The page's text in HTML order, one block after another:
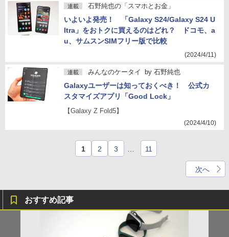
連載 石野純也の「スマホとお金」
いよいよ発売！ 「Galaxy S24/Galaxy S24 U
ltra」をおトクに買えるのはどれ？ ドコモ、a
u、サムスンSIMフリー版で比較
(2024/4/11)
連載 みんなのケータイ by 石野純也
Galaxyユーザーは知っておくべき！ 公式カ
スタマイズアプリ「Good Lock」
【Galaxy Z Fold5】
(2024/4/10)
1 2 3 11
次へ
おすすめ記事